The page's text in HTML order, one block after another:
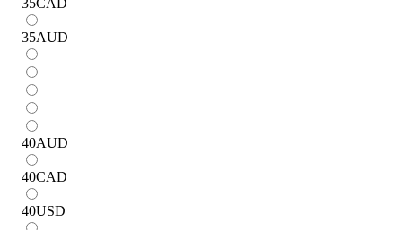
35AUD
40AUD
40CAD
40USD